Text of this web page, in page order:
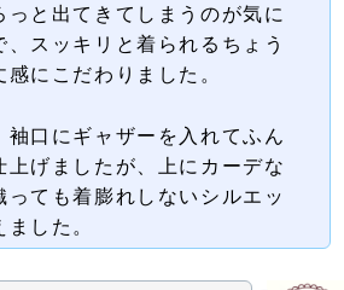
っと出てきてしまうのが気に
、スッキリと着られるちょう
感にこだわりました。
袖口にギャザーを入れてふん
上げましたが、
上にカーデな
っても着膨れしないシルエッ
ました。